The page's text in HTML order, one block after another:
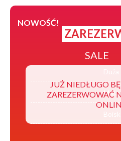
NOWOŚĆ!
SALE
JUŻ NIEDŁUGO
ZAREZERWOWAĆ